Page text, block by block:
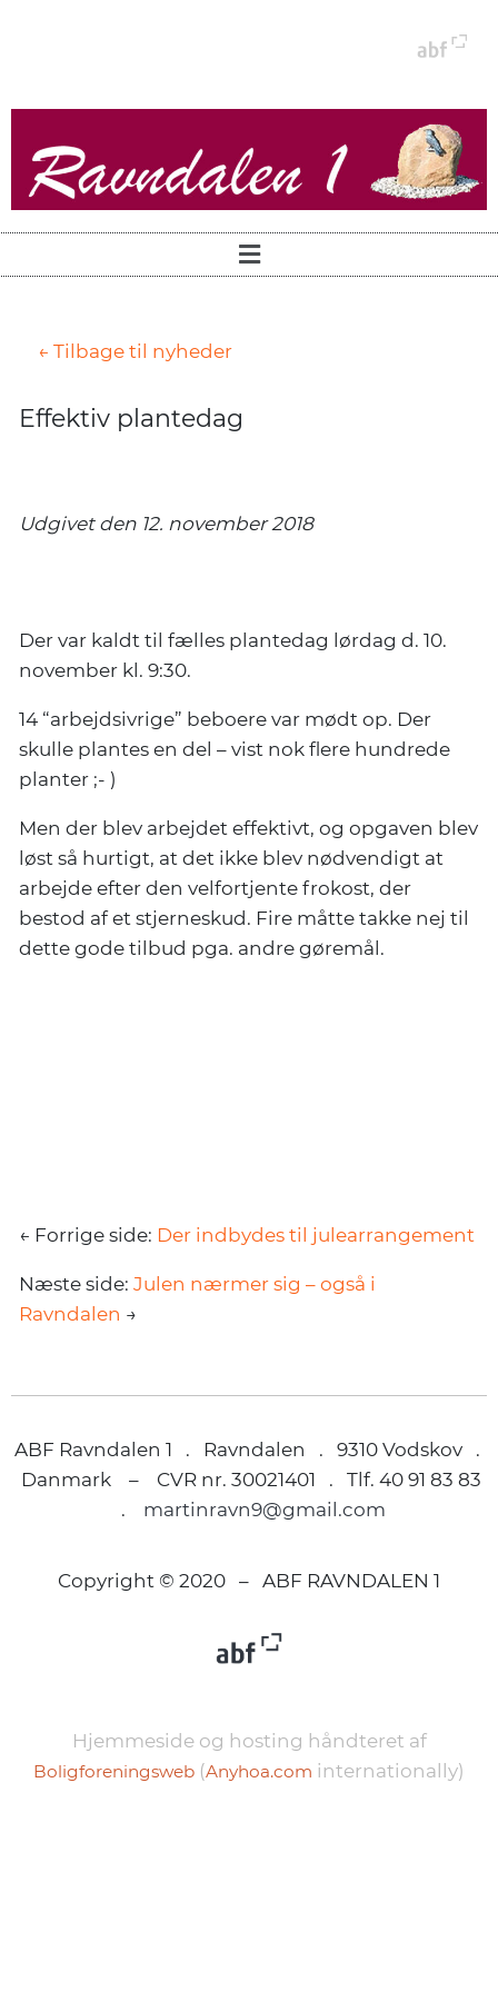
← Tilbage til nyheder
Effektiv plantedag
Udgivet den 12. november 2018
Der var kaldt til fælles plantedag lørdag d. 10.
november kl. 9:30.
14 “arbejdsivrige” beboere var mødt op. Der
skulle plantes en del – vist nok flere hundrede
planter ;- )
Men der blev arbejdet effektivt, og opgaven blev
løst så hurtigt, at det ikke blev nødvendigt at
arbejde efter den velfortjente frokost, der
bestod af et stjerneskud. Fire måtte takke nej til
dette gode tilbud pga. andre gøremål.
← Forrige side: Der indbydes til julearrangement
Næste side: Julen nærmer sig – også i
Ravndalen →
ABF Ravndalen 1 . Ravndalen . 9310 Vodskov .
Danmark – CVR nr. 30021401 . Tlf. 40 91 83 83
. martinravn9@gmail.com
Copyright © 2020 – ABF RAVNDALEN 1
Hjemmeside og hosting håndteret af
Boligforeningsweb (Anyhoa.com internationally)